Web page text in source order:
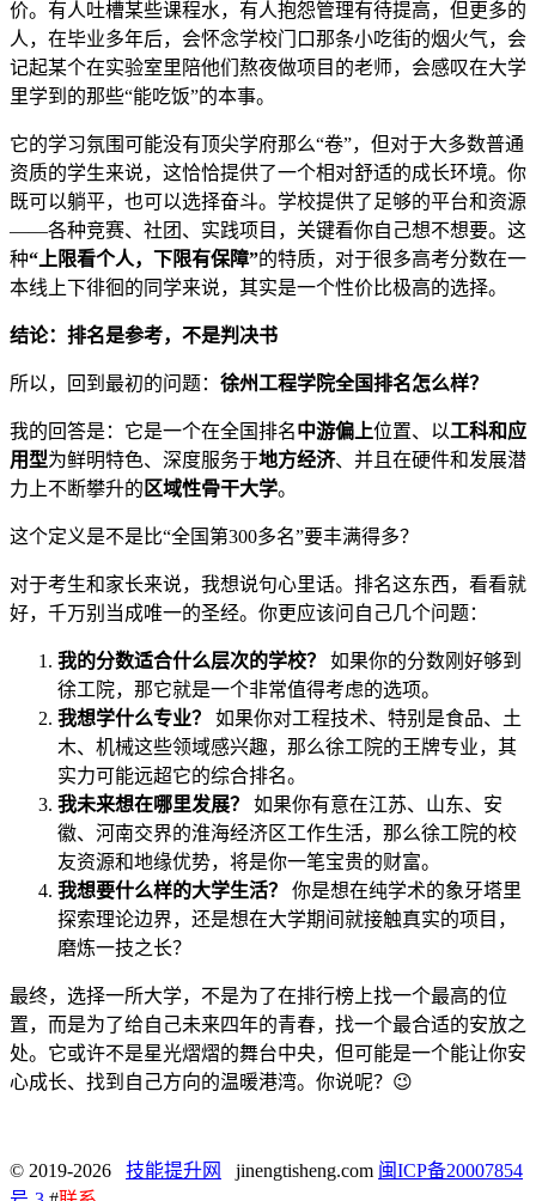
价。有人吐槽某些课程水，有人抱怨管理有待提高，但更多的
人，在毕业多年后，会怀念学校门口那条小吃街的烟火气，会
记起某个在实验室里陪他们熬夜做项目的老师，会感叹在大学
里学到的那些“能吃饭”的本事。
它的学习氛围可能没有顶尖学府那么“卷”，但对于大多数普通
资质的学生来说，这恰恰提供了一个相对舒适的成长环境。你
既可以躺平，也可以选择奋斗。学校提供了足够的平台和资源
——各种竞赛、社团、实践项目，关键看你自己想不想要。这
种“上限看个人，下限有保障”的特质，对于很多高考分数在一
本线上下徘徊的同学来说，其实是一个性价比极高的选择。
结论：排名是参考，不是判决书
所以，回到最初的问题： 徐州工程学院全国排名怎么样？
我的回答是：它是一个在全国排名中游偏上位置、以工科和应
用型为鲜明特色、深度服务于地方经济、并且在硬件和发展潜
力上不断攀升的 区域性骨干大学。
这个定义是不是比“全国第300多名”要丰满得多？
对于考生和家长来说，我想说句心里话。排名这东西，看看就
好，千万别当成唯一的圣经。你更应该问自己几个问题：
我的分数适合什么层次的学校？
如果你的分数刚好够到
徐工院，那它就是一个非常值得考虑的选项。
我想学什么专业？
如果你对工程技术、特别是食品、土
木、机械这些领域感兴趣，那么徐工院的王牌专业，其
实力可能远超它的综合排名。
我未来想在哪里发展？
如果你有意在江苏、山东、安
徽、河南交界的淮海经济区工作生活，那么徐工院的校
友资源和地缘优势，将是你一笔宝贵的财富。
我想要什么样的大学生活？
你是想在纯学术的象牙塔里
探索理论边界，还是想在大学期间就接触真实的项目，
磨炼一技之长？
最终，选择一所大学，不是为了在排行榜上找一个最高的位
置，而是为了给自己未来四年的青春，找一个最合适的安放之
处。它或许不是星光熠熠的舞台中央，但可能是一个能让你安
心成长、找到自己方向的温暖港湾。你说呢？😉
© 2019-2026 技能提升网 jinengtisheng.com 闽ICP备20007854